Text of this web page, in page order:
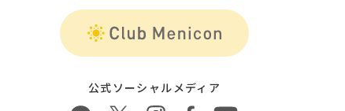
公式ソーシャルメディア